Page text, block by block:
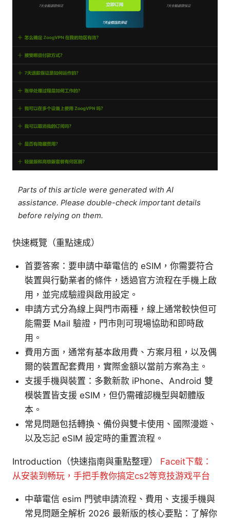
Parts of this article were generated with AI
assistance. Please double-check important details
before relying on them.
快速概覽（重點速成）
首要答案：要申請中華電信的 eSIM，你需要符合
裝置與行動業者的條件，透過官方流程在手機上啟
用，並完成驗證與啟用設定。
申請方式分為線上與門市兩種，線上通常較快但可
能需要 Mail 驗證，門市則可現場協助和即時啟
用。
費用方面，通常有基本啟用費、方案月租，以及偶
爾的裝置配套費用，實際金額以當前方案為主。
支援手機與裝置：多數新款 iPhone、Android 雙
模裝置皆支援 eSIM，但仍需確認機型與韌體版
本。
常見問題包括轉換、備份與雙卡使用、國際漫遊、
以及忘記 eSIM 設定時的重置流程。
Introduction（快速指南與重點整理） Faceit下载：
从安装到畅玩，手把手教你搞定cs2等竞技游戏平台
中華電信 esim 門號申請流程、費用、支援手機與
常見問題全解析 2026 最新版的核心要點：了解你